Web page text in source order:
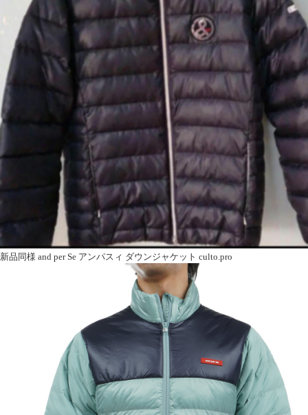
新品同様 and per Se アンパスィ ダウンジャケット culto.pro